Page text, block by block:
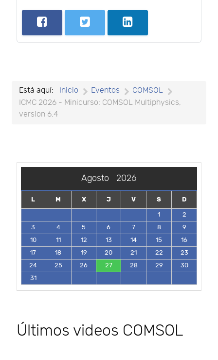
Está aquí: Inicio Eventos
COMSOL
ICMC 2026 - Minicurso: COMSOL Multiphysics,
version 6.4
Agosto 2026
L M X J V S
D
1
2
3
4 5 6 7 8
9
10
11 12 13 14 15
16
17
18 19 20 21 22
23
24
25 26 27 28 29
30
31
Últimos videos COMSOL